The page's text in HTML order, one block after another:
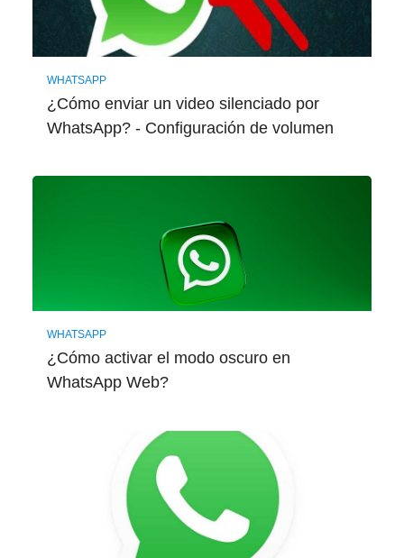
WHATSAPP
¿Cómo enviar un video silenciado por
WhatsApp? - Configuración de volumen
WHATSAPP
¿Cómo activar el modo oscuro en
WhatsApp Web?